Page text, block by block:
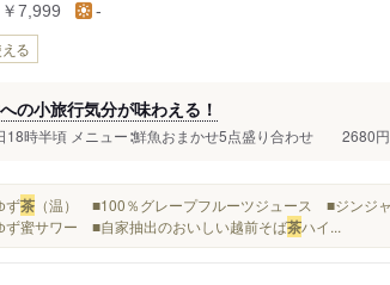
7,999 -
る
の小旅行気分が味わえる！
18時半頃 メニュー∶鮮魚おまかせ5点盛り合わせ 2680円
ず茶 （温） ■100％グレープフルーツジュース ■ジンジ
蜜サワー ■自家抽出のおいしい越前そば茶ハイ...